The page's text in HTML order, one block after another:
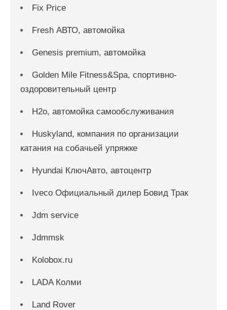
Fix Price
Fresh АВТО, автомойка
Genesis premium, автомойка
Golden Mile Fitness&Spa, спортивно-
оздоровительный центр
H2o, автомойка самообслуживания
Huskyland, компания по организации
катания на собачьей упряжке
Hyundai КлючАвто, автоцентр
Iveco Официальный дилер Бовид Трак
Jdm service
Jdmmsk
Kolobox.ru
LADA Колми
Land Rover